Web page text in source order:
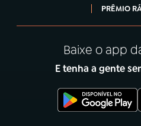
PRÊMIO
Baixe o app
E tenha a gente